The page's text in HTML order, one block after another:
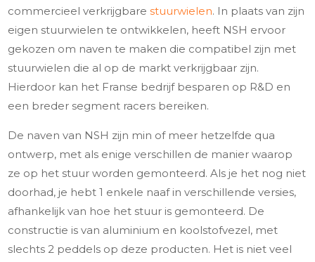
commercieel verkrijgbarestuurwielen. In plaats van zijn
eigen stuurwielen te ontwikkelen, heeft NSH ervoor
gekozen om naven te maken die compatibel zijn met
stuurwielen die al op de markt verkrijgbaar zijn.
Hierdoor kan het Franse bedrijf besparen op R&D en
een breder segment racers bereiken.
De naven van NSH zijn min of meer hetzelfde qua
ontwerp, met als enige verschillen de manier waarop
ze op het stuur worden gemonteerd. Als je het nog niet
doorhad, je hebt 1 enkele naaf in verschillende versies,
afhankelijk van hoe het stuur is gemonteerd. De
constructie is van aluminium en koolstofvezel, met
slechts 2 peddels op deze producten. Het is niet veel